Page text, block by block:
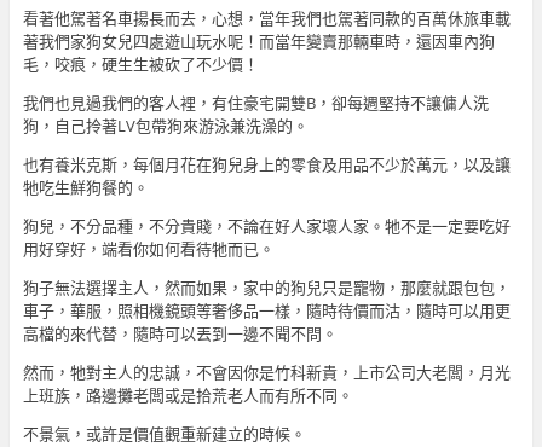
看著他駕著名車揚長而去，心想，當年我們也駕著同款的百萬休旅車載
著我們家狗女兒四處遊山玩水呢！而當年變賣那輛車時，還因車內狗
毛，咬痕，硬生生被砍了不少價！
我們也見過我們的客人裡，有住豪宅開雙B，卻每週堅持不讓傭人洗
狗，自己拎著LV包帶狗來游泳兼洗澡的。
也有養米克斯，每個月花在狗兒身上的零食及用品不少於萬元，以及讓
牠吃生鮮狗餐的。
狗兒，不分品種，不分貴賤，不論在好人家壞人家。牠不是一定要吃好
用好穿好，端看你如何看待牠而已。
狗子無法選擇主人，然而如果，家中的狗兒只是寵物，那麼就跟包包，
車子，華服，照相機鏡頭等奢侈品一樣，隨時待價而沽，隨時可以用更
高檔的來代替，隨時可以丟到一邊不聞不問。
然而，牠對主人的忠誠，不會因你是竹科新貴，上市公司大老闆，月光
上班族，路邊攤老闆或是拾荒老人而有所不同。
不景氣，或許是價值觀重新建立的時候。